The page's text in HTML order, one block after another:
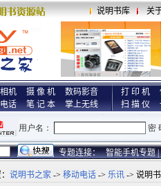
说明书库 关
机 摄 像 机
数码影音
话
笔 记 本 掌上无线
打 印 机
扫 描 仪
专题连接： 智能手机专题 |
说明书之家 -> 移动电话 -> 乐讯 -> 说明